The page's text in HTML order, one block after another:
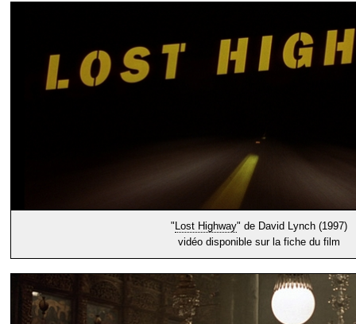
" Lost Highway" de David Lynch (1997)
vidéo disponible sur la fiche du film